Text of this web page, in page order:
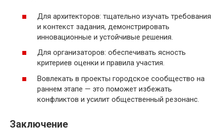
Для архитекторов: тщательно изучать требования
и контекст задания, демонстрировать
инновационные и устойчивые решения.
Для организаторов: обеспечивать ясность
критериев оценки и правила участия.
Вовлекать в проекты городское сообщество на
раннем этапе — это поможет избежать
конфликтов и усилит общественный резонанс.
Заключение